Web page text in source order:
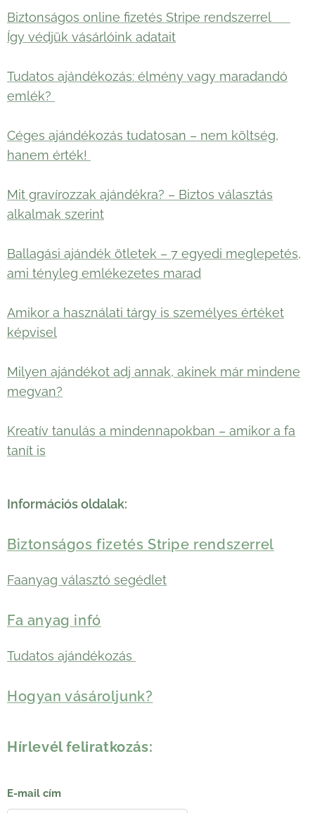
Biztonságos online fizetés Stripe rendszerrel 🛡️
Így védjük vásárlóink adatait
Tudatos ajándékozás: élmény vagy maradandó
emlék?
Céges ajándékozás tudatosan – nem költség,
hanem érték!
Mit gravírozzak ajándékra? – Biztos választás
alkalmak szerint
Ballagási ajándék ötletek – 7 egyedi meglepetés,
ami tényleg emlékezetes marad
Amikor a használati tárgy is személyes értéket
képvisel
Milyen ajándékot adj annak, akinek már mindene
megvan?
Kreatív tanulás a mindennapokban – amikor a fa
tanít is
Információs oldalak:
Biztonságos fizetés Stripe rendszerrel
Faanyag választó segédlet
Fa anyag infó
Tudatos ajándékozás
Hogyan vásároljunk?
Hírlevél feliratkozás:
E-mail cím